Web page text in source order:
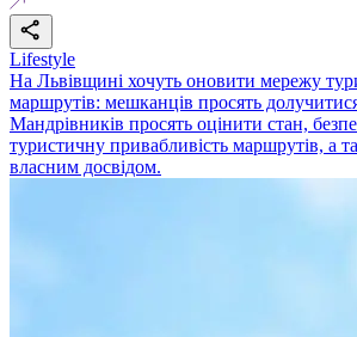
Lifestyle
На Львівщині хочуть оновити мережу
маршрутів: мешканців просять
Мандрівників просять оцінити стан,
туристичну привабливість маршрутів, а
власним досвідом.